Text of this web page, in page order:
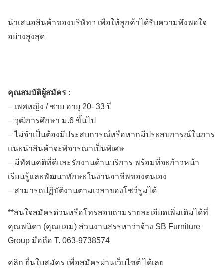
นำเสนอสินค้าของบริษัทฯ เพือให้ลูกค้าได้รับความพึงพอใจ
อย่างสูงสุด
คุณสมบัติผู้สมัคร :
– เพศหญิง / ชาย อายุ 20- 33 ปี
– วุฒิการศึกษา ม.6 ขึ้นไป
– ไม่จำเป็นต้องมีประสบการณ์หรือหากมีประสบการณ์ในการ
แนะนำสินค้าจะพิจารณาเป็นพิเศษ
– มีทัศนคติที่ดีและรักงานด้านบริการ พร้อมที่จะก้าวหน้า
เรียนรู้และพัฒนาทักษะในงานอาชีพของตนเอง
– สามารถปฏิบัติงานตามเวลาของโชว์รูมได้
**สนใจสมัครด่วนหรือโทรสอบถามรายละเอียดเพิ่มเติมได้ที่
คุณพนิดา (คุณแอม) ส่วนงานสรรหาว่าจ้าง SB Furniture
Group มือถือ T. 063-9738574
คลิก ยื่นใบสมัคร เพื่อสมัครผ่านเว็บไซต์ ได้เลย